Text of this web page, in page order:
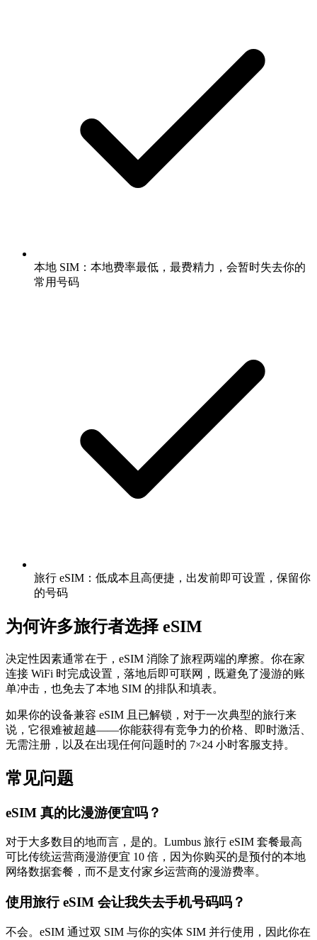
本地 SIM：本地费率最低，最费精力，会暂时失去你的
常用号码
旅行 eSIM：低成本且高便捷，出发前即可设置，保留你
的号码
为何许多旅行者选择 eSIM
决定性因素通常在于，eSIM 消除了旅程两端的摩擦。你在家
连接 WiFi 时完成设置，落地后即可联网，既避免了漫游的账
单冲击，也免去了本地 SIM 的排队和填表。
如果你的设备兼容 eSIM 且已解锁，对于一次典型的旅行来
说，它很难被超越——你能获得有竞争力的价格、即时激活、
无需注册，以及在出现任何问题时的 7×24 小时客服支持。
常见问题
eSIM 真的比漫游便宜吗？
对于大多数目的地而言，是的。Lumbus 旅行 eSIM 套餐最高
可比传统运营商漫游便宜 10 倍，因为你购买的是预付的本地
网络数据套餐，而不是支付家乡运营商的漫游费率。
使用旅行 eSIM 会让我失去手机号码吗？
不会。eSIM 通过双 SIM 与你的实体 SIM 并行使用，因此你在